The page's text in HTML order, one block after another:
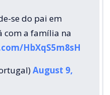
se do pai em
com a família na
HbXqS5m8sH
August 9,